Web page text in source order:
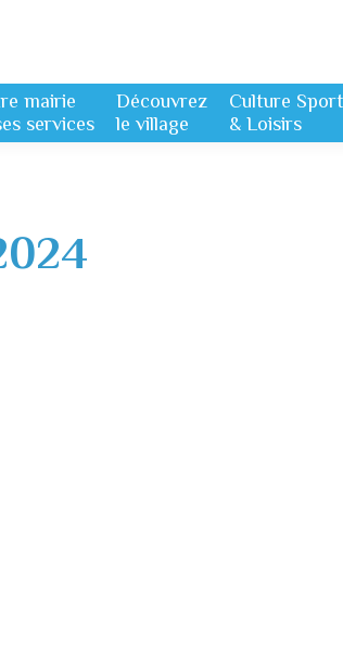
mairie
services
Découvrez
le village
Culture
& Loisirs